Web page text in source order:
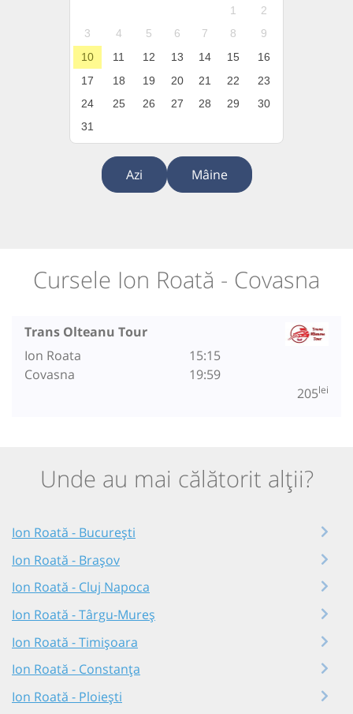
1
2
3
4 5 6 7 8
9
10
11 12 13 14 15
16
17
18 19 20 21 22
23
24
25 26 27 28 29
30
31
Azi Mâine
Cursele Ion Roată - Covasna
Trans Olteanu Tour
Ion Roata
Covasna
15:15
19:59
205lei
Unde au mai călătorit alții?
Ion Roată - București
Ion Roată - Brașov
Ion Roată - Cluj Napoca
Ion Roată - Târgu-Mureș
Ion Roată - Timișoara
Ion Roată - Constanța
Ion Roată - Ploiești